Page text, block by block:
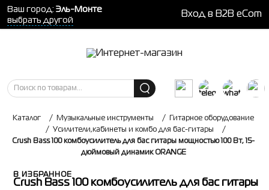
Ваш город: Эль-Монте
выбрать другой
Вход в B2B eCom
Каталог / Музыкальные инструменты /
Гитарное оборудование
/
Усилители,кабинеты и комбо для бас-гитары
/
Crush Bass 100 комбоусилитель для бас гитары мощностью 100 Вт, 15-
дюймовый динамик ORANGE
В ИЗБРАННОЕ
Crush Bass 100 комбоусилитель для бас гитары